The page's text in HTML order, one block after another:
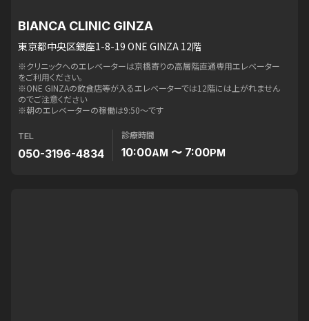
BIANCA CLINIC GINZA
東京都中央区銀座1-8-19 ONE GINZA 12階
※クリニックへのエレベーターは京橋寄りの高層階直通専用エレベーター
をご利用ください。
※ONE GINZAの飲食店等が入るエレベーターでは12階には上がれません
のでご注意ください
※朝のエレベーターの稼働は9:50〜です
TEL
050-3196-4834
診療時間
10:00AM 〜 7:00PM